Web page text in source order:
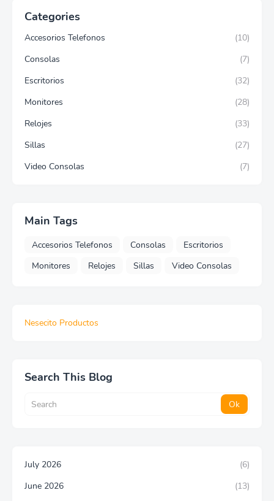
Categories
Accesorios Telefonos
(10)
Consolas
(7)
Escritorios
(32)
Monitores
(28)
Relojes
(33)
Sillas
(27)
Video Consolas
(7)
Main Tags
Accesorios Telefonos Consolas
Escritorios
Monitores
Relojes Sillas Video Consolas
Nesecito Productos
Search This Blog
July 2026
(6)
June 2026
(13)